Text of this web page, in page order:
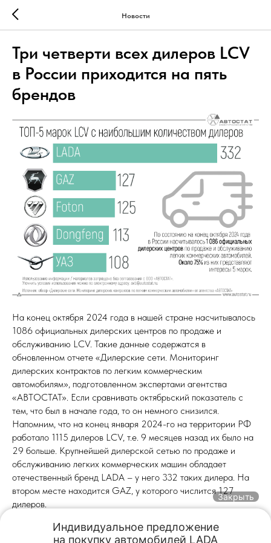
Новости
Три четверти всех дилеров LCV
в России приходится на пять
брендов
На конец октября 2024 года в нашей стране насчитывалось
1086 официальных дилерских центров по продаже и
обслуживанию LCV. Такие данные содержатся в
обновленном отчете «Дилерские сети. Мониторинг
дилерских контрактов по легким коммерческим
автомобилям», подготовленном экспертами агентства
«АВТОСТАТ». Если сравнивать октябрьский показатель с
тем, что был в начале года, то он немного снизился.
Напомним, что на конец января 2024-го на территории РФ
работало 1115 дилеров LCV, т.е. 9 месяцев назад их было на
29 больше. Крупнейшей дилерской сетью по продаже и
обслуживанию легких коммерческих машин обладает
отечественный бренд LADA – у него 332 таких дилера. На
втором месте находится GAZ, у которого числится 127
дилеров.
2024-11-15 13:50
Закрыть
Индивидуальное предложение
на покупку автомобилей LADA
Обмен авто Акции Заказать